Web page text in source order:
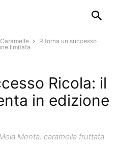
Ritorna un successo
limitata
Ricola: il
in edizione
Menta: caramella fruttata